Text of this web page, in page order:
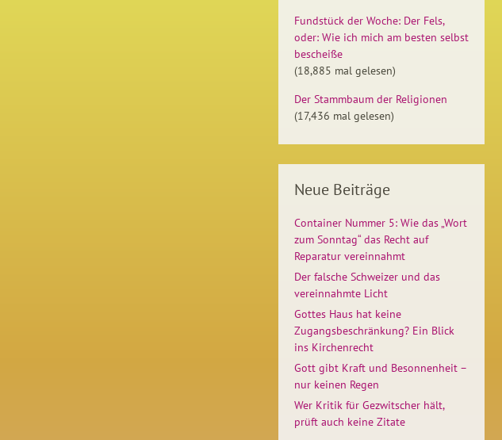
Fundstück der Woche: Der Fels,
oder: Wie ich mich am besten selbst
bescheiße
(18,885 mal gelesen)
Der Stammbaum der Religionen
(17,436 mal gelesen)
Neue Beiträge
Container Nummer 5: Wie das „Wort
zum Sonntag“ das Recht auf
Reparatur vereinnahmt
Der falsche Schweizer und das
vereinnahmte Licht
Gottes Haus hat keine
Zugangsbeschränkung? Ein Blick
ins Kirchenrecht
Gott gibt Kraft und Besonnenheit –
nur keinen Regen
Wer Kritik für Gezwitscher hält,
prüft auch keine Zitate